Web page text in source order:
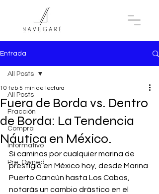
Entrada
All Posts
Fracción
Compra
Informativo
Pre-Owned
All Posts
Fuera de Borda vs. Dentro
de Borda: La Tendencia
Náutica en México.
10 feb 5 min de lectura
Si caminas por cualquier marina de
prestigio en México hoy, desde Marina
Puerto Cancún hasta Los Cabos,
notarás un cambio drástico en el